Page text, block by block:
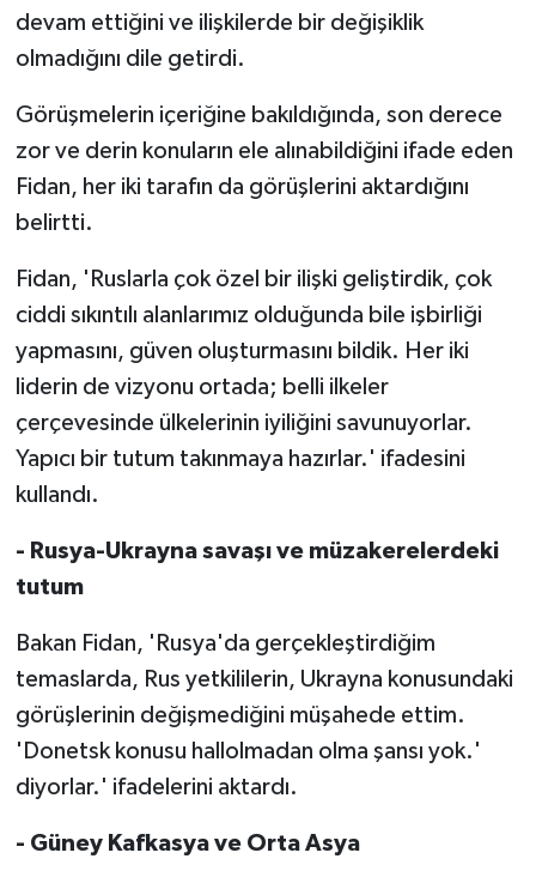
devam ettiğini ve ilişkilerde bir değişiklik
olmadığını dile getirdi.
Görüşmelerin içeriğine bakıldığında, son derece
zor ve derin konuların ele alınabildiğini ifade eden
Fidan, her iki tarafın da görüşlerini aktardığını
belirtti.
Fidan, 'Ruslarla çok özel bir ilişki geliştirdik, çok
ciddi sıkıntılı alanlarımız olduğunda bile işbirliği
yapmasını, güven oluşturmasını bildik. Her iki
liderin de vizyonu ortada; belli ilkeler
çerçevesinde ülkelerinin iyiliğini savunuyorlar.
Yapıcı bir tutum takınmaya hazırlar.' ifadesini
kullandı.
- Rusya-Ukrayna savaşı ve müzakerelerdeki
tutum
Bakan Fidan, 'Rusya'da gerçekleştirdiğim
temaslarda, Rus yetkililerin, Ukrayna konusundaki
görüşlerinin değişmediğini müşahede ettim.
'Donetsk konusu hallolmadan olma şansı yok.'
diyorlar.' ifadelerini aktardı.
- Güney Kafkasya ve Orta Asya